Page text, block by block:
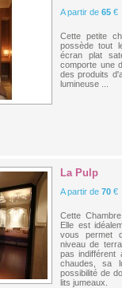
A partir de 65 €
Cette petite
possède tout
écran plat
comporte une
des produits
lumineuse ...
La Pulp
A partir de 70 €
Cette
Elle est
vous permet
niveau de
pas indifférent
chaudes, sa
possibilité de
lits jumeaux.